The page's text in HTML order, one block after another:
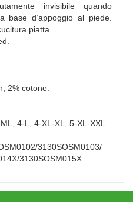
invisibile quando
base d’appoggio al piede.
piatta.
2% cotone.
4-L, 4-XL-XL, 5-XL-XXL.
3130SOSM0103/
3130SOSM015X